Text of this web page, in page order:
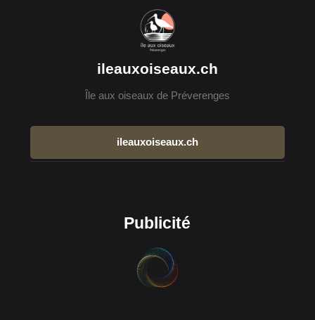
ileauxoiseaux.ch
Île aux oiseaux de Préverenges
ileauxoiseaux.ch
Publicité